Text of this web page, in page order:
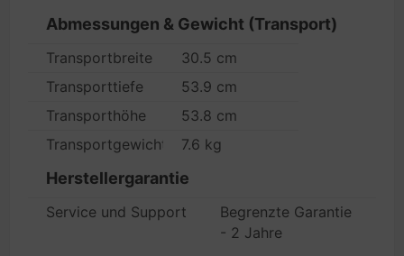
Abmessungen & Gewicht (Transport)
Transportbreite
30.5 cm
Transporttiefe
53.9 cm
Transporthöhe
53.8 cm
Transportgewicht
7.6 kg
Herstellergarantie
Service und Support
Begrenzte Garantie
- 2 Jahre